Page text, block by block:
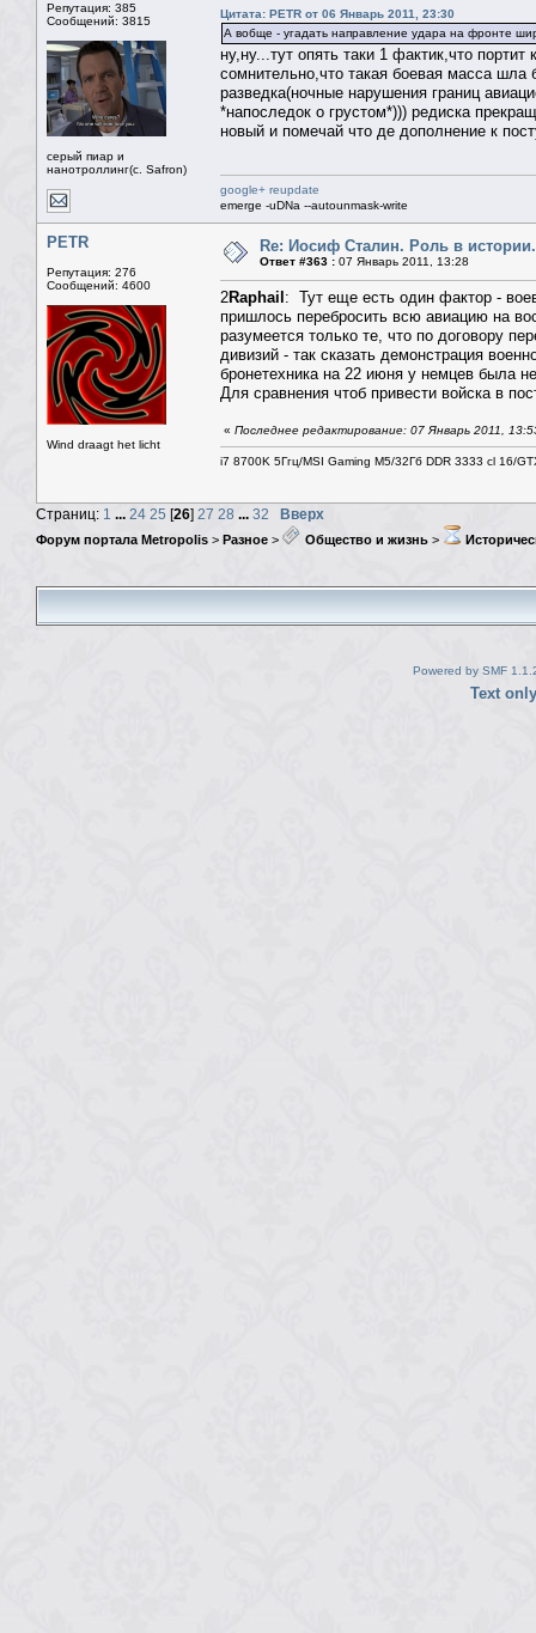
Репутация: 385
Сообщений: 3815
серый пиар и
нанотроллинг(с. Safron)
Цитата: PETR от 06 Январь 2011, 23:30
А вобще - угадать направление удара на фронте
ну,ну...тут опять таки 1 фактик,что
сомнительно,что такая боевая масса шла
разведка(ночные нарушения границ
*напоследок о грустом*))) редиска
новый и помечай что де дополнение к
google+ reupdate
emerge -uDNa --autounmask-write
PETR
Репутация: 276
Сообщений: 4600
Wind draagt het licht
Re: Иосиф Сталин. Роль в истории.
Ответ #363 : 07 Январь 2011, 13:28
2Raphail : Тут еще есть один фактор -
пришлось перебросить всю авиацию на
разумеется только те, что по договору
дивизий - так сказать демонстрация
бронетехника на 22 июня у немцев была
Для сравнения чтоб привести войска в
« Последнее редактирование: 07 Январь 2011,
i7 8700K 5Ггц/MSI Gaming M5/32Гб DDR 3333 cl 16/
Страниц: 1 ... 24 25 [26] 27 28 ... 32 Вверх
Форум портала Metropolis > Разное > Общество и жизнь >
Powered by SMF
Text